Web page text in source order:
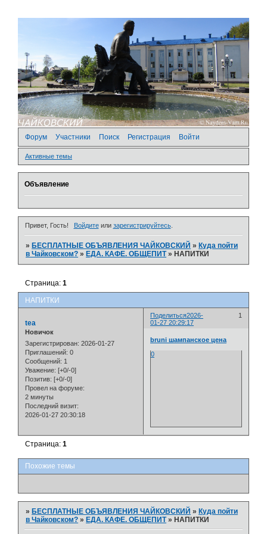
Форум Участники Поиск Регистрация Войти
Активные темы
Объявление
Привет, Гость! Войдитеили зарегистрируйтесь.
» БЕСПЛАТНЫЕ ОБЪЯВЛЕНИЯ ЧАЙКОВСКИЙ » Куда пойти
в Чайковском? » ЕДА. КАФЕ. ОБЩЕПИТ » НАПИТКИ
НАПИТКИ
Страница:1
Поделиться 1
2026-
01-27 20:29:17
tea
Новичок
Зарегистрирован: 2026-01-27
Приглашений: 0
Сообщений: 1
Уважение: [+0/-0]
Позитив: [+0/-0]
Провел на форуме:
2 минуты
Последний визит:
2026-01-27 20:30:18
bruni шампанское цена
0
Страница:1
Похожие темы
» БЕСПЛАТНЫЕ ОБЪЯВЛЕНИЯ ЧАЙКОВСКИЙ » Куда пойти
в Чайковском? » ЕДА. КАФЕ. ОБЩЕПИТ » НАПИТКИ